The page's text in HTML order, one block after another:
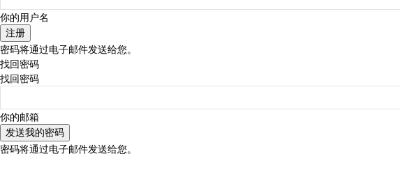
你的用户名
密码将通过电子邮件发送给您。
找回密码
找回密码
你的邮箱
密码将通过电子邮件发送给您。